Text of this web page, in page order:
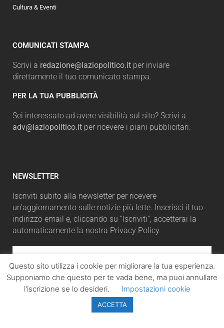
Cultura & Eventi
COMUNICATI STAMPA
Scrivi a redazione@laziopolitico.it per inviare
direttamente il tuo comunicato stampa.
PER LA TUA PUBBLICITÀ
Sei interessato ad avere visibilità sul sito? Scrivi a
adv@laziopolitico.it per ricevere i piani pubblicitari.
NEWSLETTER
Iscriviti subito alla newsletter per ricevere
un'aggiornamento sulle notizie più lette. Inserisci il tuo
indirizzo email e, cliccando su “Iscriviti”, accetterai la
automaticamente la nostra Privacy Policy.
ISCRIVITI
Questo sito utilizza i cookie per migliorare la tua esperienza.
Supponiamo che questo per te vada bene, ma puoi annullare
l'iscrizione se lo desideri.
Impostazioni cookie
ACCETTA